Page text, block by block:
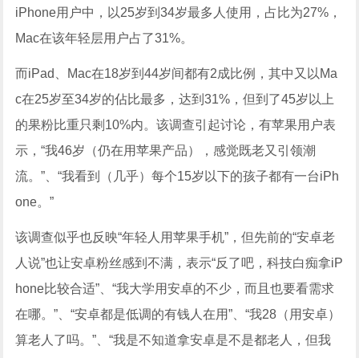
iPhone用户中，以25岁到34岁最多人使用，占比为27%，
Mac在该年轻层用户占了31%。
而iPad、Mac在18岁到44岁间都有2成比例，其中又以Ma
c在25岁至34岁的佔比最多，达到31%，但到了45岁以上
的果粉比重只剩10%内。该调查引起讨论，有苹果用户表
示，“我46岁（仍在用苹果产品），感觉既老又引领潮
流。”、“我看到（几乎）每个15岁以下的孩子都有一台iPh
one。”
该调查似乎也反映“年轻人用苹果手机”，但先前的“安卓老
人说”也让安卓粉丝感到不满，表示“反了吧，科技白痴拿iP
hone比较合适”、“我大学用安卓的不少，而且也要看需求
在哪。”、“安卓都是低调的有钱人在用”、“我28（用安卓）
算老人了吗。”、“我是不知道拿安卓是不是都老人，但我